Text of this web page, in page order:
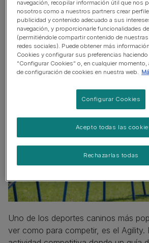
Prueba la agilidad
cachorro
Uno de los deportes caninos más
ver como para competir, es el Agility.
navegación, recopilar información útil que nos
nosotros como a nuestros partners crear
publicidad y contenido adecuado a sus
navegación, y proporcionarle funcionalidades
(permitiéndole compartir contenido de
redes sociales). Puede obtener más
Cookies y configurar sus preferencias
“Configurar Cookies” o, en cualquier momento,
de configuración de cookies en nuestra web.
Configurar Cookies
Rechazarlas todas
Acepto todas las